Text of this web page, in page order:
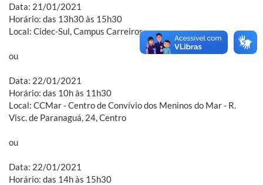
Data: 21/01/2021
Horário: das 13h30 às 15h30
Local: Cidec-Sul, Campus Carreiros
ou
Data: 22/01/2021
Horário: das 10h às 11h30
Local: CCMar - Centro de Convívio dos Meninos do Mar - R.
Visc. de Paranaguá, 24, Centro
ou
Data: 22/01/2021
Horário: das 14h às 15h30